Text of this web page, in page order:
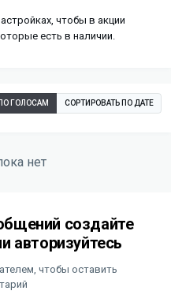
чтобы в акции
есть в наличии.
ГОЛОСАМ СОРТИРОВАТЬ ПО ДАТЕ
нет
создайте
авторизуйтесь
чтобы оставить